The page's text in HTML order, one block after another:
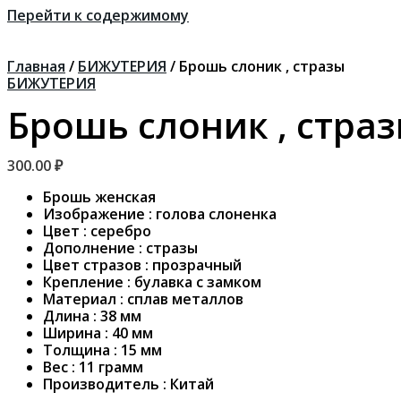
Перейти к содержимому
Главная / БИЖУТЕРИЯ / Брошь слоник , стразы
БИЖУТЕРИЯ
Брошь слоник ,
300.00₽
Брошь женская
Изображение : голова слоненка
Цвет : серебро
Дополнение : стразы
Цвет стразов : прозрачный
Крепление : булавка с замком
Материал : сплав металлов
Длина : 38 мм
Ширина : 40 мм
Толщина : 15 мм
Вес : 11 грамм
Производитель : Китай